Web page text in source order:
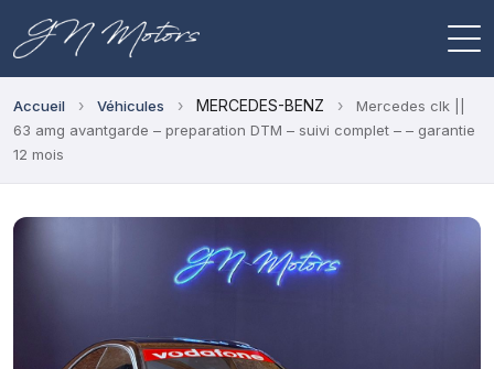
Accueil › Véhicules › MERCEDES-BENZ ›
Mercedes clk ||
63 amg avantgarde – preparation DTM – suivi complet – – garantie
12 mois